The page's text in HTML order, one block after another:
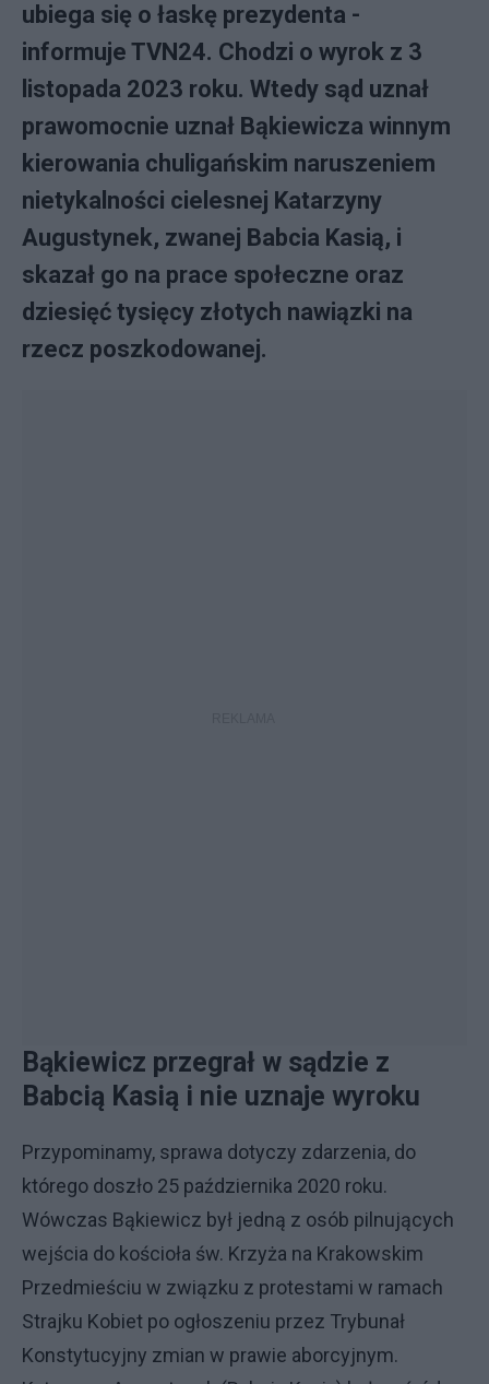
ubiega się o łaskę prezydenta -
informuje TVN24. Chodzi o wyrok z 3
listopada 2023 roku. Wtedy sąd uznał
prawomocnie uznał Bąkiewicza winnym
kierowania chuligańskim naruszeniem
nietykalności cielesnej Katarzyny
Augustynek, zwanej Babcia Kasią, i
skazał go na prace społeczne oraz
dziesięć tysięcy złotych nawiązki na
rzecz poszkodowanej.
Bąkiewicz przegrał w sądzie z
Babcią Kasią i nie uznaje wyroku
Przypominamy, sprawa dotyczy zdarzenia, do
którego doszło 25 października 2020 roku.
Wówczas Bąkiewicz był jedną z osób pilnujących
wejścia do kościoła św. Krzyża na Krakowskim
Przedmieściu w związku z protestami w ramach
Strajku Kobiet po ogłoszeniu przez Trybunał
Konstytucyjny zmian w prawie aborcyjnym.